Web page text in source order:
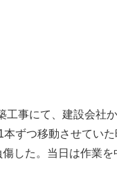
事にて、建設会社
ずつ移動させてい
した。当日は作業